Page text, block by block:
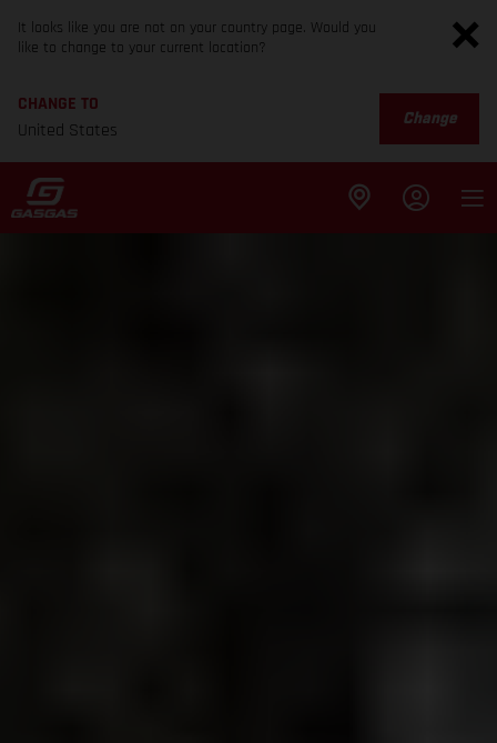
It looks like you are not on your country page. Would you
like to change to your current location?
CHANGE TO
United States
Change